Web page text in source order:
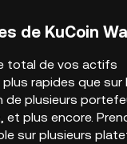
de KuCoin
total de vos actifs
rapides que sur
de plusieurs
et plus encore.
sur plusieurs